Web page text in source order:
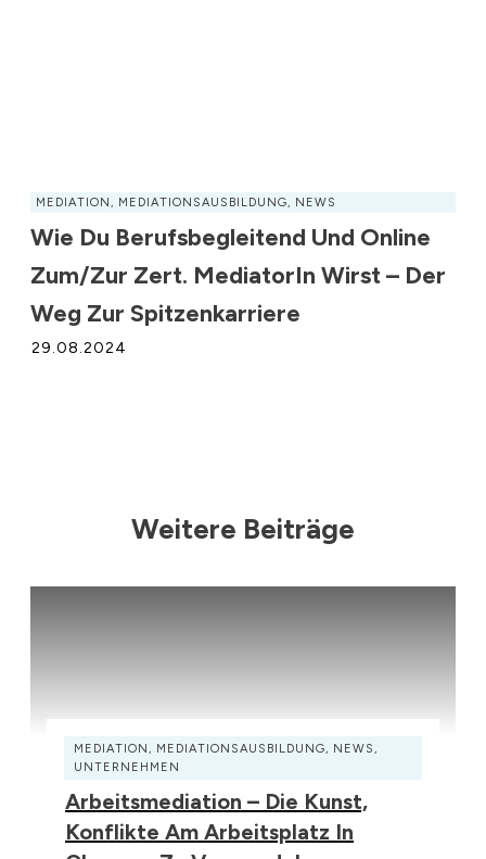
MEDIATION , MEDIATIONSAUSBILDUNG, NEWS
Wie Du Berufsbegleitend Und Online
Zum/zur Zert. MediatorIn Wirst – Der
Weg Zur Spitzenkarriere
29.08.2024
Weitere Beiträge
MEDIATION , MEDIATIONSAUSBILDUNG, NEWS,
UNTERNEHMEN
Arbeitsmediation – Die Kunst,
Konflikte Am Arbeitsplatz In